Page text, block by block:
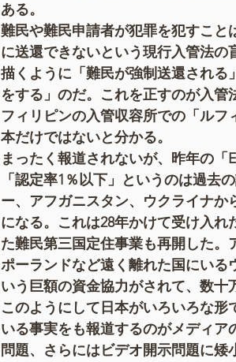
ある。
難民や難民申請者が犯罪を犯すこ
に送還できないという現行入管法
描くように「難民が強制送還され
をする」のだ。これを正すのが入管
フィリピンの入管収容所での「ル
本だけではないと分かる。
まったく報道されないが、昨年の「
「認定率1％以下」というのは過去
ー、アフガニスタン、ウクライナか
になる。これは28年かけて受け入
た難民第三国定住事業も再開した。
ポーランドなど遠く離れた国にいる
いう巨額の資金協力がされて、数十
このようにして日本がいろいろな
いる事実をも報道するのがメディ
問題、さらにはビデオ開示問題に